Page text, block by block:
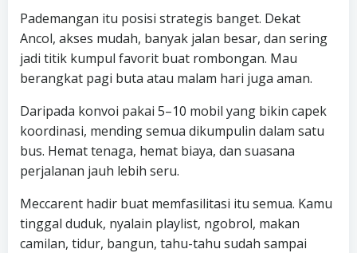
Pademangan itu posisi strategis banget. Dekat
Ancol, akses mudah, banyak jalan besar, dan sering
jadi titik kumpul favorit buat rombongan. Mau
berangkat pagi buta atau malam hari juga aman.
Daripada konvoi pakai 5–10 mobil yang bikin capek
koordinasi, mending semua dikumpulin dalam satu
bus. Hemat tenaga, hemat biaya, dan suasana
perjalanan jauh lebih seru.
Meccarent hadir buat memfasilitasi itu semua. Kamu
tinggal duduk, nyalain playlist, ngobrol, makan
camilan, tidur, bangun, tahu-tahu sudah sampai